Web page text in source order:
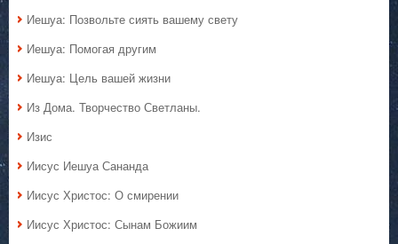
Иешуа: Позвольте сиять вашему свету
Иешуа: Помогая другим
Иешуа: Цель вашей жизни
Из Дома. Творчество Светланы.
Изис
Иисус Иешуа Сананда
Иисус Христос: О смирении
Иисус Христос: Сынам Божиим